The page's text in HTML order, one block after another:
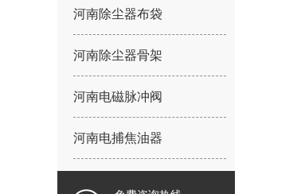
河南除尘器布袋
河南除尘器骨架
河南电磁脉冲阀
河南电捕焦油器